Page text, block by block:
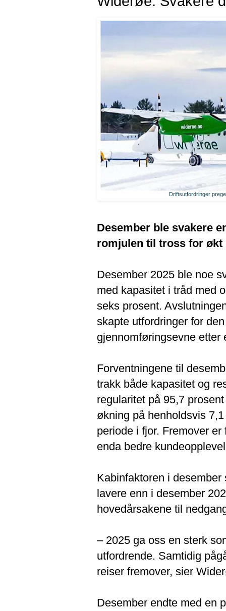
Driftsutfordringer
Desember ble svakere
romjulen til tross for økt
Desember 2025 ble noe
med kapasitet i tråd med
seks prosent.
skapte utfordringer for
gjennomføringsevne etter
Forventningene til
trakk både kapasitet og
regularitet på 95,7
økning på henholdsvis
periode i fjor. Fremover
enda bedre
Kabinfaktoren i
lavere enn i desember
hovedårsakene til
– 2025 ga oss en sterk
utfordrende. Samtidig
reiser fremover, sier
Desember endte med en